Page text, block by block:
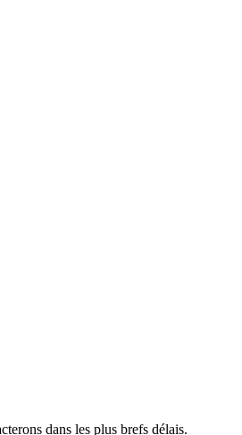
dans les plus brefs délais.